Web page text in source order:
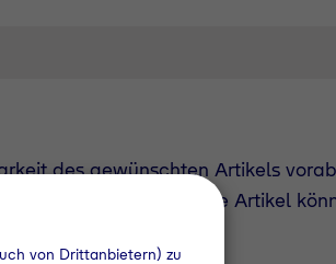
des gewünschten Artikels
derzeit nicht geführte Artikel
von Drittanbietern) zu